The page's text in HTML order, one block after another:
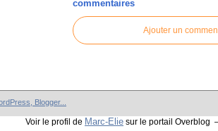
commentaires
Ajouter un
Voir le profil de Marc-Elie sur le portail Overblog